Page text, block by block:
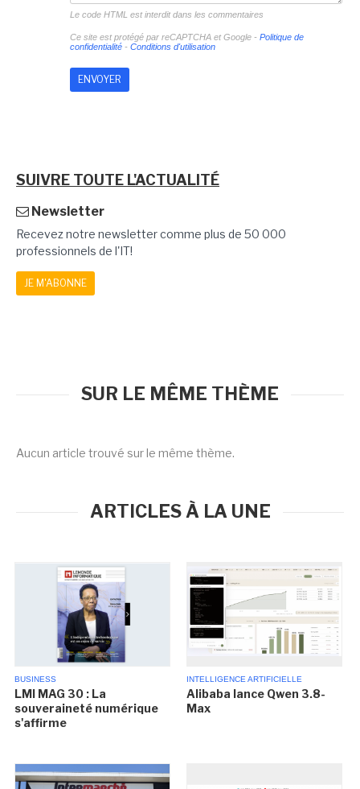
Le code HTML est interdit dans les commentaires
Ce site est protégé par reCAPTCHA et Google - Politique de
confidentialité- Conditions d'utilisation
SUIVRE TOUTE L'ACTUALITÉ
Newsletter
Recevez notre newsletter comme plus de 50 000
professionnels de l'IT!
JE M'ABONNE
SUR LE MÊME THÈME
Aucun article trouvé sur le même thème.
ARTICLES À LA UNE
BUSINESS
LMI MAG 30 : La
souveraineté numérique
s'affirme
INTELLIGENCE ARTIFICIELLE
Alibaba lance Qwen 3.8-
Max